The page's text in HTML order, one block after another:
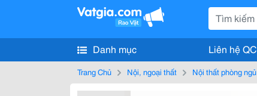
Danh mục Liên hệ QC
Trang Chủ Nội, ngoại thất Nội thất phòng ngủ